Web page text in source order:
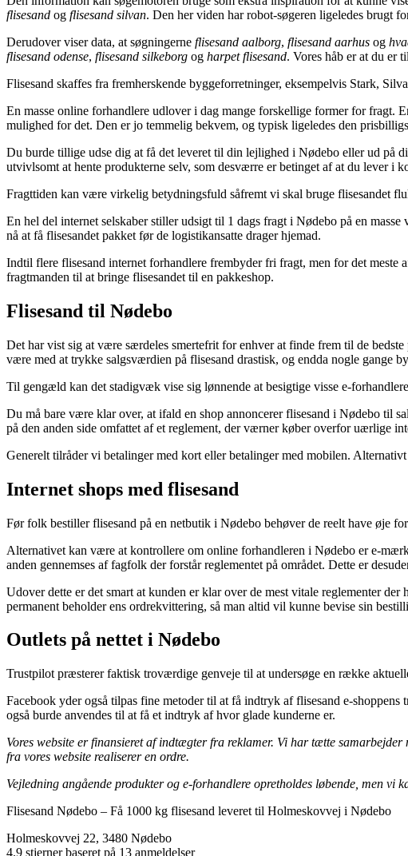
flisesand og flisesand silvan. Den her viden har robot-søgeren ligeledes brugt
Derudover viser data, at søgningerne flisesand aalborg, flisesand aarhus og
flisesand odense, flisesand silkeborg og harpet flisesand. Vores håb er at du er
Flisesand skaffes fra fremherskende byggeforretninger, eksempelvis Stark,
En masse online forhandlere udlover i dag mange forskellige former for fragt.
mulighed for det. Den er jo temmelig bekvem, og typisk ligeledes den
Du burde tillige udse dig at få det leveret til din lejlighed i Nødebo eller ud på
utvivlsomt at hente produkterne selv, som desværre er betinget af at du lever i
Fragttiden kan være virkelig betydningsfuld såfremt vi skal bruge flisesandet
En hel del internet selskaber stiller udsigt til 1 dags fragt i Nødebo på en
nå at få flisesandet pakket før de logistikansatte drager hjemad.
Indtil flere flisesand internet forhandlere frembyder fri fragt, men for det
fragtmanden til at bringe flisesandet til en pakkeshop.
Flisesand til Nødebo
Det har vist sig at være særdeles smertefrit for enhver at finde frem til de
være med at trykke salgsværdien på flisesand drastisk, og endda nogle gange
Til gengæld kan det stadigvæk vise sig lønnende at besigtige visse e-
Du må bare være klar over, at ifald en shop annoncerer flisesand i Nødebo til
på den anden side omfattet af et reglement, der værner køber overfor uærlige
Generelt tilråder vi betalinger med kort eller betalinger med mobilen.
Internet shops med flisesand
Før folk bestiller flisesand på en netbutik i Nødebo behøver de reelt have øje
Alternativet kan være at kontrollere om online forhandleren i Nødebo er e-
anden gennemses af fagfolk der forstår reglementet på området. Dette er
Udover dette er det smart at kunden er klar over de mest vitale reglementer
permanent beholder ens ordrekvittering, så man altid vil kunne bevise sin
Outlets på nettet i Nødebo
Trustpilot præsterer faktisk troværdige genveje til at undersøge en række
Facebook yder også tilpas fine metoder til at få indtryk af flisesand e-
også burde anvendes til at få et indtryk af hvor glade kunderne er.
Vores website er finansieret af indtægter fra reklamer. Vi har tætte
fra vores website realiserer en ordre.
Vejledning angående produkter og e-forhandlere opretholdes løbende, men vi
Flisesand Nødebo – Få 1000 kg flisesand leveret til Holmeskovvej i Nødebo
Holmeskovvej 22, 3480 Nødebo
4.9 stjerner baseret på 13 anmeldelser